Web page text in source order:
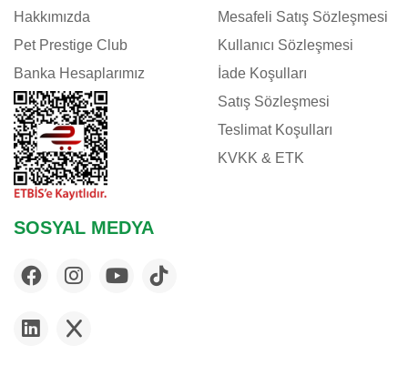
Hakkımızda
Pet Prestige Club
Banka Hesaplarımız
Mesafeli Satış Sözleşmesi
Kullanıcı Sözleşmesi
İade Koşulları
Satış Sözleşmesi
Teslimat Koşulları
KVKK & ETK
SOSYAL MEDYA